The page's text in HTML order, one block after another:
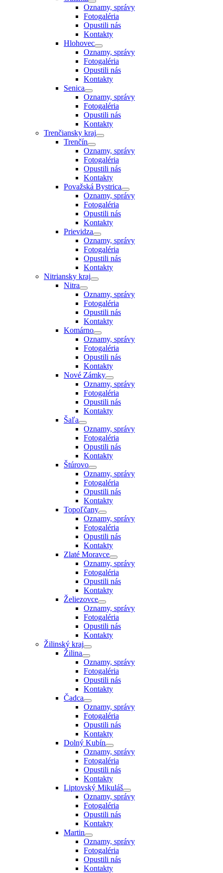
Oznamy, správy
Fotogaléria
Opustili nás
Kontakty
Hlohovec
Oznamy, správy
Fotogaléria
Opustili nás
Kontakty
Senica
Oznamy, správy
Fotogaléria
Opustili nás
Kontakty
Trenčiansky kraj
Trenčín
Oznamy, správy
Fotogaléria
Opustili nás
Kontakty
Považská Bystrica
Oznamy, správy
Fotogaléria
Opustili nás
Kontakty
Prievidza
Oznamy, správy
Fotogaléria
Opustili nás
Kontakty
Nitriansky kraj
Nitra
Oznamy, správy
Fotogaléria
Opustili nás
Kontakty
Komárno
Oznamy, správy
Fotogaléria
Opustili nás
Kontakty
Nové Zámky
Oznamy, správy
Fotogaléria
Opustili nás
Kontakty
Šaľa
Oznamy, správy
Fotogaléria
Opustili nás
Kontakty
Štúrovo
Oznamy, správy
Fotogaléria
Opustili nás
Kontakty
Topoľčany
Oznamy, správy
Fotogaléria
Opustili nás
Kontakty
Zlaté Moravce
Oznamy, správy
Fotogaléria
Opustili nás
Kontakty
Želiezovce
Oznamy, správy
Fotogaléria
Opustili nás
Kontakty
Žilinský kraj
Žilina
Oznamy, správy
Fotogaléria
Opustili nás
Kontakty
Čadca
Oznamy, správy
Fotogaléria
Opustili nás
Kontakty
Dolný Kubín
Oznamy, správy
Fotogaléria
Opustili nás
Kontakty
Liptovský Mikuláš
Oznamy, správy
Fotogaléria
Opustili nás
Kontakty
Martin
Oznamy, správy
Fotogaléria
Opustili nás
Kontakty